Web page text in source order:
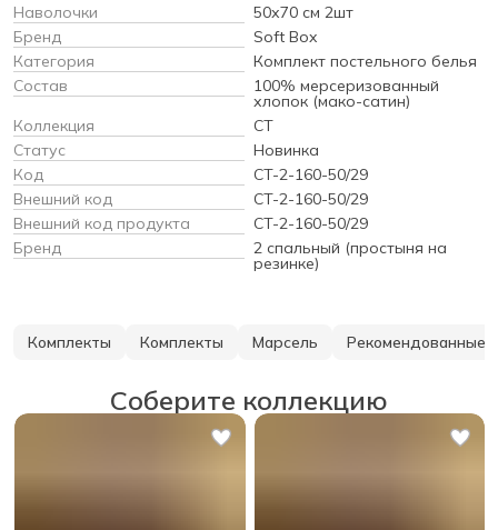
Наволочки
50х70 см 2шт
Бренд
Soft Box
Категория
Комплект постельного белья
Состав
100% мерсеризованный
хлопок (мако-сатин)
Коллекция
CT
Статус
Новинка
Код
CT-2-160-50/29
Внешний код
CT-2-160-50/29
Внешний код продукта
CT-2-160-50/29
Бренд
2 спальный (простыня на
резинке)
Комплекты Комплекты Марсель Рекомендованные
Соберите коллекцию